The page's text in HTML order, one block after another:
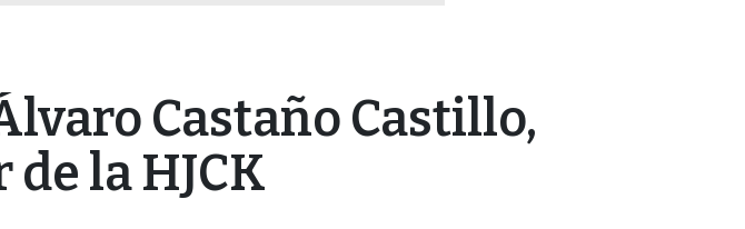
Castaño Castillo,
la HJCK